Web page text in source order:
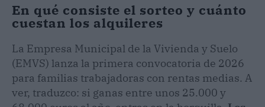
En qué consiste el sorteo y cuánto
cuestan los alquileres
La Empresa Municipal de la Vivienda y Suelo
(EMVS) lanza la primera convocatoria de 2026
para familias trabajadoras con rentas medias. A
ver, traduzco: si ganas entre unos 25.000 y